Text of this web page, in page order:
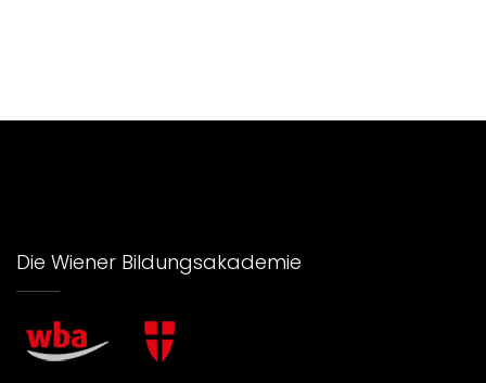
Die Wiener Bildungsakademie